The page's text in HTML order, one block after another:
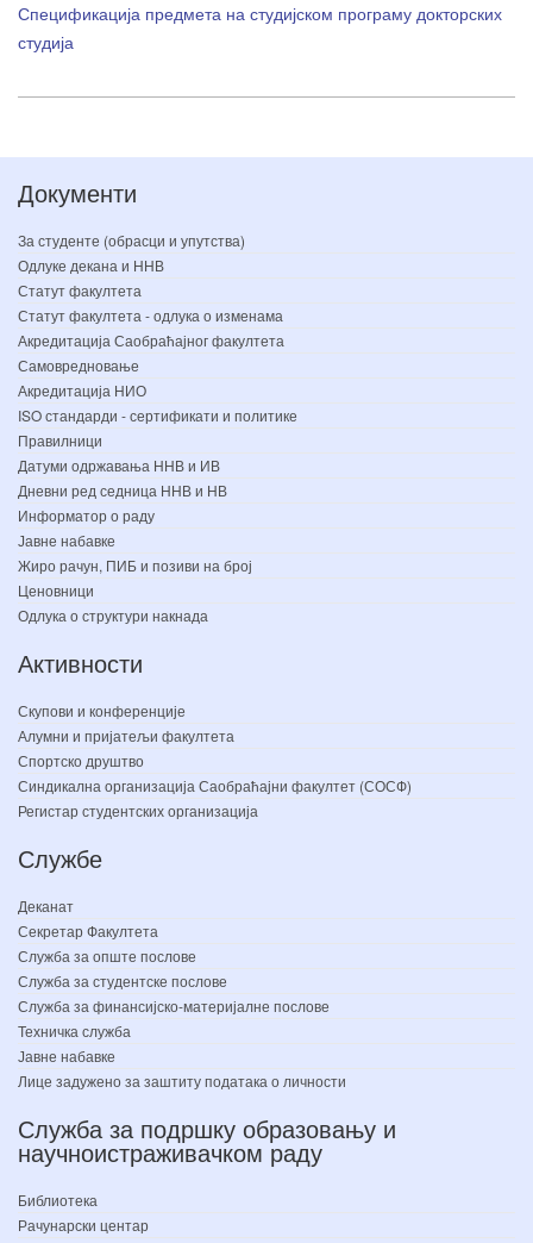
Спецификација предмета на студијском програму докторских
студија
Документи
За студенте (обрасци и упутства)
Одлуке декана и ННВ
Статут факултета
Статут факултета - одлука о изменама
Акредитација Саобраћајног факултета
Самовредновање
Акредитација НИО
ISO стандарди - сертификати и политике
Правилници
Датуми одржавања ННВ и ИВ
Дневни ред седница ННВ и НВ
Информатор о раду
Јавне набавке
Жиро рачун, ПИБ и позиви на број
Ценовници
Одлука о структури накнада
Активности
Скупови и конференције
Алумни и пријатељи факултета
Спортско друштво
Синдикална организација Саобраћајни факултет (СОСФ)
Регистар студентских организација
Службе
Деканат
Секретар Факултета
Служба за опште послове
Служба за студентске послове
Служба за финансијско-материјалне послове
Техничка служба
Јавне набавке
Лице задужено за заштиту података о личности
Служба за подршку образовању и
научноистраживачком раду
Библиотека
Рачунарски центар